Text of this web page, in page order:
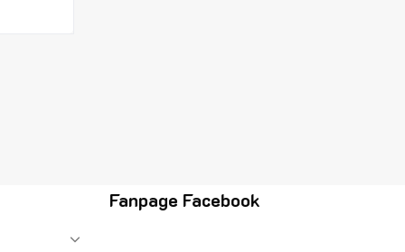
Fanpage Facebook